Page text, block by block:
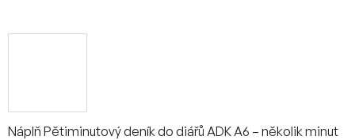
Náplň Pětiminutový deník do diářů ADK A6 – několik minut